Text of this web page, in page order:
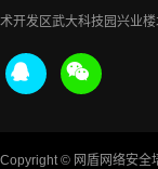
术开发区武大科技园兴业
Copyright © 网盾网络安全